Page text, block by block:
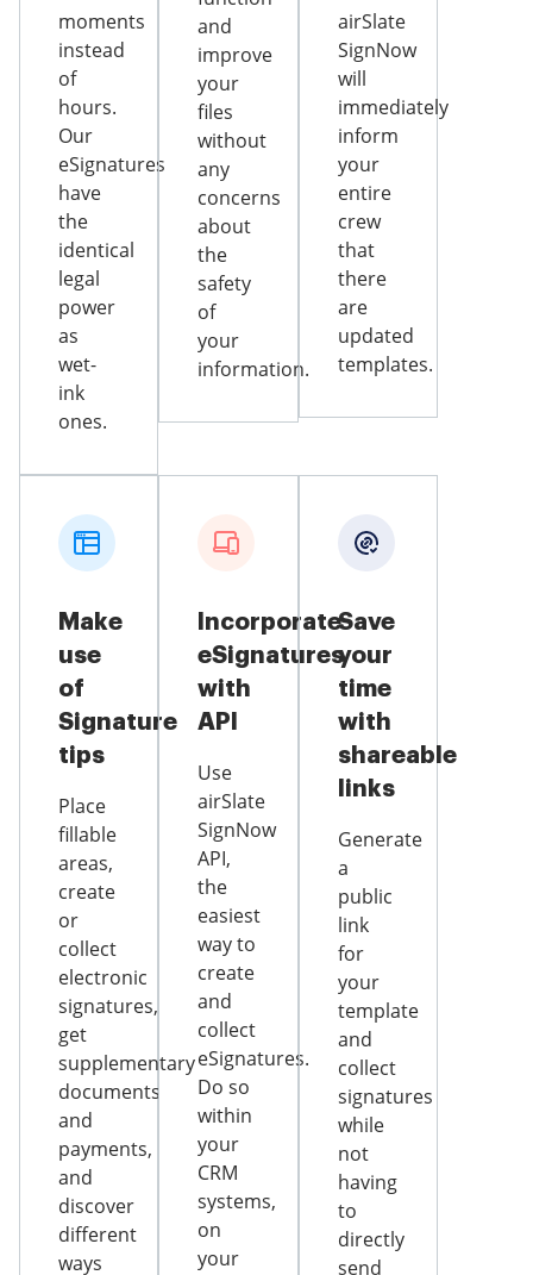
moments
instead
of
hours.
Our
eSignatures
have
the
identical
legal
power
as
wet-
ink
ones.
and
improve
your
files
without
any
concerns
about
the
safety
of
your
information.
airSlate
SignNow
will
immediately
inform
your
entire
crew
that
there
are
updated
templates.
Make
use
of
Signature
tips
Place
fillable
areas,
create
or
collect
electronic
signatures,
get
supplementary
documents
and
payments,
and
discover
different
ways
Incorporate
eSignatures
with
API
Use
airSlate
SignNow
API,
the
easiest
way to
create
and
collect
eSignatures.
Do so
within
your
CRM
systems,
on
your
Save
your
time
with
shareable
links
Generate
a
public
link
for
your
template
and
collect
signatures
while
not
having
to
directly
send